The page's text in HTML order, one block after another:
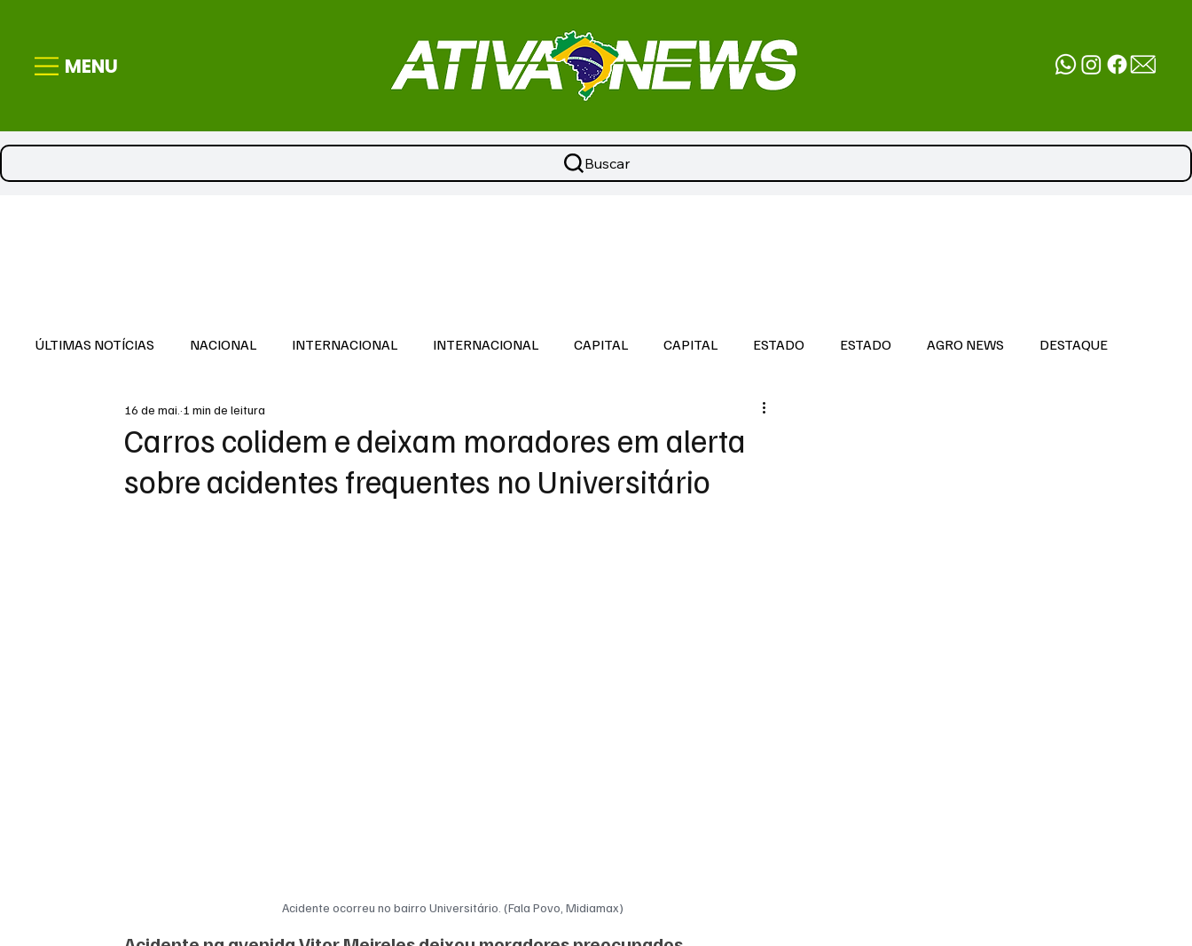
MENU
Buscar
ÚLTIMAS NOTÍCIAS NACIONAL INTERNACIONAL INTERNACIONAL CAPITAL CAPITAL ESTADO ESTADO AGRO NEWS DESTAQUE
DESTAQUE
Carros colidem e deixam moradores em alerta
sobre acidentes frequentes no Universitário
16 de mai. 1 min de leitura
Acidente ocorreu no bairro Universitário. (Fala Povo, Midiamax)